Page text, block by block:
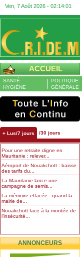
Ven, 7 Août 2026 - 02:14:02
ACCUEIL
SANTÉ
HYGIÈNE
POLITIQUE
GÉNÉRALE
+ Lus/7 jours /30 jours
Pour une retraite digne en
Mauritanie : relever...
Aéroport de Nouakchott : baisse
des tarifs du...
La Mauritanie lance une
campagne de semis...
La mémoire effacée : quand la
mairie de...
Nouakchott face à la montée de
l’insécurité...
ANNONCEURS